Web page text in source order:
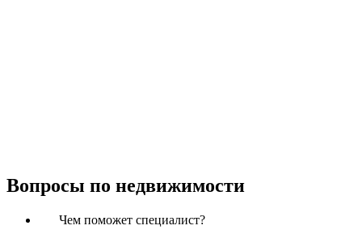
Вопросы по недвижимости
Чем поможет специалист?